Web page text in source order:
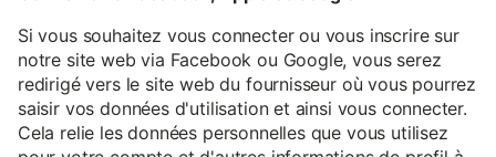
Si vous souhaitez vous connecter ou vous inscrire sur
notre site web via Facebook ou Google, vous serez
redirigé vers le site web du fournisseur où vous pourrez
saisir vos données d'utilisation et ainsi vous connecter.
Cela relie les données personnelles que vous utilisez